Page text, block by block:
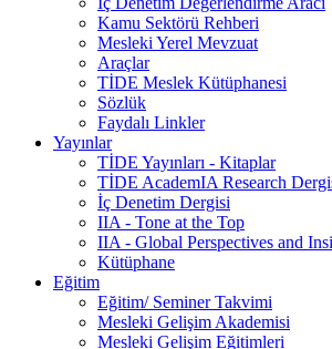
Kamu Sektörü Rehberi
Mesleki Yerel Mevzuat
Araçlar
TİDE Meslek Kütüphanesi
Sözlük
Faydalı Linkler
Yayınlar
TİDE Yayınları - Kitaplar
TİDE AcademIA Research
İç Denetim Dergisi
IIA - Tone at the Top
IIA - Global Perspectives and
Kütüphane
Eğitim
Eğitim/ Seminer Takvimi
Mesleki Gelişim Akademisi
Mesleki Gelişim Eğitimleri